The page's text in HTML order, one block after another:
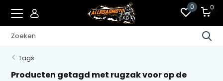
0 0
Tags
Producten getagd met rugzak voor op de